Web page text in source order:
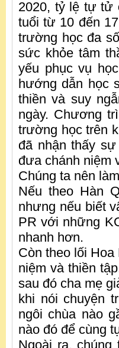
2020, tỷ lệ tự tử
tuổi từ 10 đến
trường học đa
sức khỏe tâm
yếu phục vụ
hướng dẫn học
thiền và suy
ngày. Chương
trường học trên
đã nhận thấy
đưa chánh niệm
Chúng ta nên
Nếu theo Hàn
nhưng nếu biết
PR với những
nhanh hơn.
Còn theo lối
niệm và thiền
sau đó cha mẹ
khi nói chuyện
ngôi chùa nào
nào đó để cùng
Ngoài ra,